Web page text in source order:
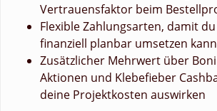
Vertrauensfaktor beim
Flexible Zahlungsarten, damit
finanziell planbar umsetzen
Zusätzlicher Mehrwert über
Aktionen und Klebefieber
deine Projektkosten auswirken